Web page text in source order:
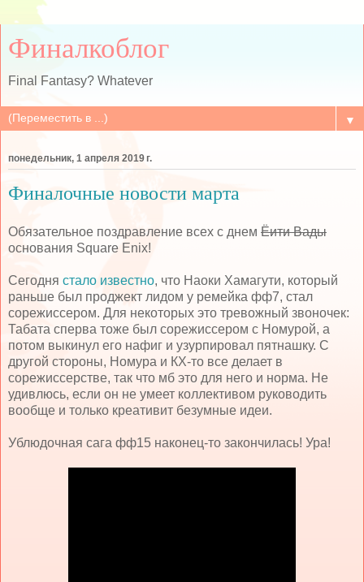
Финалкоблог
Final Fantasy? Whatever
▼
понедельник, 1 апреля 2019 г.
Финалочные новости марта
Обязательное поздравление всех с днем Ёити Вады
основания Square Enix!
Сегодня стало известно, что Наоки Хамагути, который
раньше был проджект лидом у ремейка фф7, стал
сорежиссером. Для некоторых это тревожный звоночек:
Табата сперва тоже был сорежиссером с Номурой, а
потом выкинул его нафиг и узурпировал пятнашку. С
другой стороны, Номура и КХ-то все делает в
сорежиссерстве, так что мб это для него и норма. Не
удивлюсь, если он не умеет коллективом руководить
вообще и только креативит безумные идеи.
Ублюдочная сага фф15 наконец-то закончилась! Ура!